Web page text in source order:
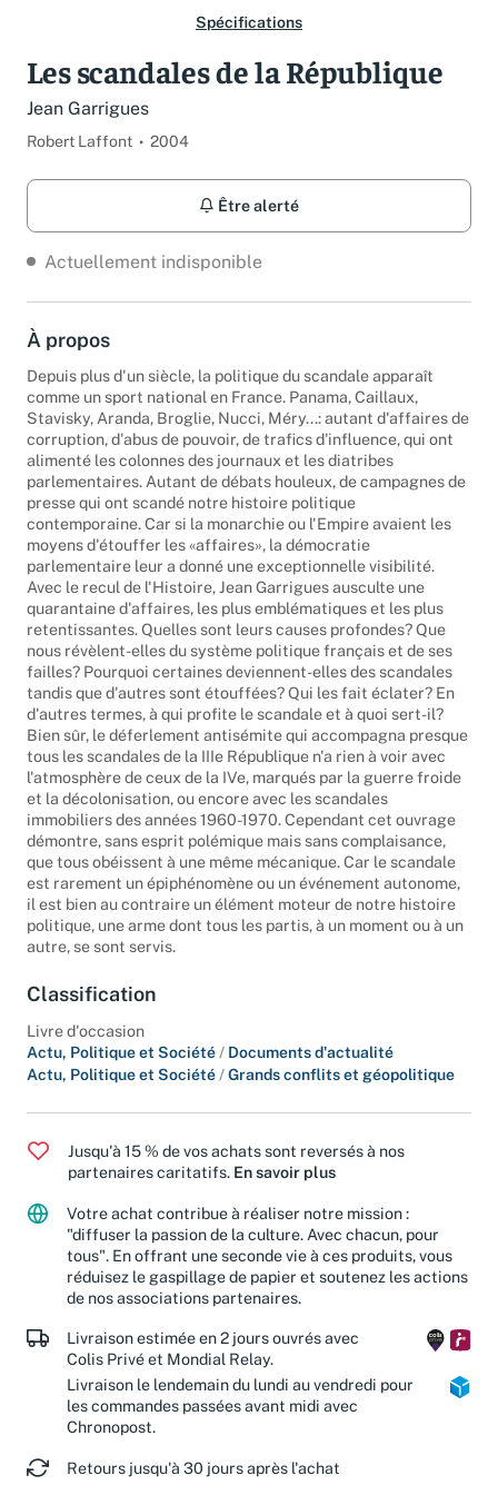
Les scandales de la République
Jean Garrigues
Actuellement indisponible
À propos
Depuis plus d'un siècle, la politique du scandale apparaît
comme un sport national en France. Panama, Caillaux,
Stavisky, Aranda, Broglie, Nucci, Méry...: autant d'affaires de
corruption, d'abus de pouvoir, de trafics d'influence, qui ont
alimenté les colonnes des journaux et les diatribes
parlementaires. Autant de débats houleux, de campagnes de
presse qui ont scandé notre histoire politique
contemporaine. Car si la monarchie ou l'Empire avaient les
moyens d'étouffer les «affaires», la démocratie
parlementaire leur a donné une exceptionnelle visibilité.
Avec le recul de l'Histoire, Jean Garrigues ausculte une
quarantaine d'affaires, les plus emblématiques et les plus
retentissantes. Quelles sont leurs causes profondes? Que
nous révèlent-elles du système politique français et de ses
failles? Pourquoi certaines deviennent-elles des scandales
tandis que d'autres sont étouffées? Qui les fait éclater? En
d'autres termes, à qui profite le scandale et à quoi sert-il?
Bien sûr, le déferlement antisémite qui accompagna presque
tous les scandales de la IIIe République n'a rien à voir avec
l'atmosphère de ceux de la IVe, marqués par la guerre froide
et la décolonisation, ou encore avec les scandales
immobiliers des années 1960-1970. Cependant cet ouvrage
démontre, sans esprit polémique mais sans complaisance,
que tous obéissent à une même mécanique. Car le scandale
est rarement un épiphénomène ou un événement autonome,
il est bien au contraire un élément moteur de notre histoire
politique, une arme dont tous les partis, à un moment ou à un
Classification
Livre d'occasion
Actu, Politique et Société / Documents d'actualité
Jusqu'à 15 % de vos achats sont reversés à nos
partenaires caritatifs.
En savoir plus
Votre achat contribue à réaliser notre mission :
"diffuser la passion de la culture. Avec chacun, pour
tous". En offrant une seconde vie à ces produits, vous
réduisez le gaspillage de papier et soutenez les actions
de nos associations partenaires.
Livraison estimée en 2 jours ouvrés avec
Colis Privé et Mondial Relay.
Livraison le lendemain du lundi au vendredi pour
les commandes passées avant midi avec
Retours jusqu'à 30 jours après l'achat